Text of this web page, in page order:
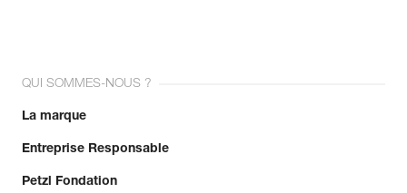
QUI SOMMES-NOUS ?
La marque
Entreprise Responsable
Petzl Fondation